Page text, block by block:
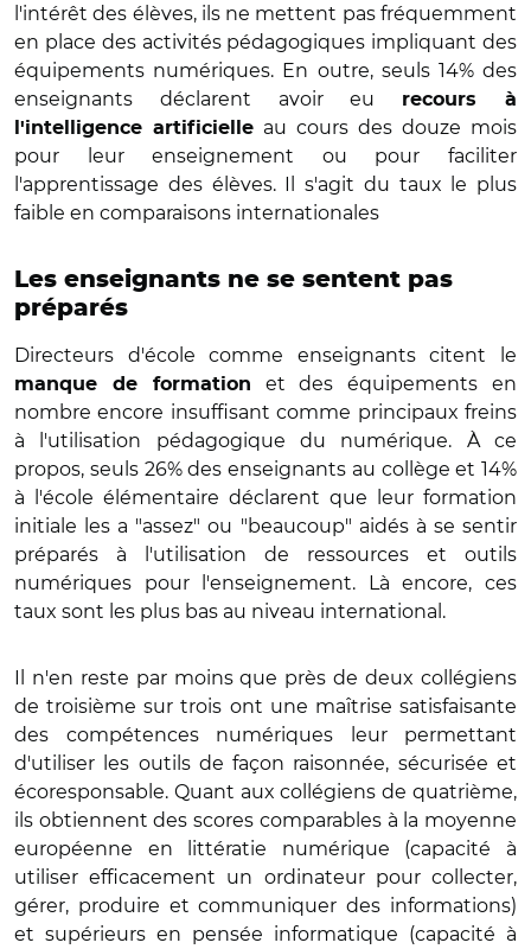
l'intérêt des élèves, ils ne mettent pas fréquemment
en place des activités pédagogiques impliquant des
équipements numériques. En outre, seuls 14% des
enseignants déclarent avoir eu
recours à
l'intelligence artificielle au cours des douze mois
pour leur enseignement ou pour faciliter
l'apprentissage des élèves. Il s'agit du taux le plus
faible en comparaisons internationales
Les enseignants ne se sentent pas
préparés
Directeurs d'école comme enseignants citent le
manque de formation
et des équipements en
nombre encore insuffisant comme principaux freins
à l'utilisation pédagogique du numérique. À ce
propos, seuls 26% des enseignants au collège et 14%
à l'école élémentaire déclarent que leur formation
initiale les a "assez" ou "beaucoup" aidés à se sentir
préparés à l'utilisation de ressources et outils
numériques pour l'enseignement. Là encore, ces
taux sont les plus bas au niveau international.
Il n'en reste par moins que près de deux collégiens
de troisième sur trois ont une maîtrise satisfaisante
des compétences numériques leur permettant
d'utiliser les outils de façon raisonnée, sécurisée et
écoresponsable. Quant aux collégiens de quatrième,
ils obtiennent des scores comparables à la moyenne
européenne en littératie numérique (capacité à
utiliser efficacement un ordinateur pour collecter,
gérer, produire et communiquer des informations)
et supérieurs en pensée informatique (capacité à